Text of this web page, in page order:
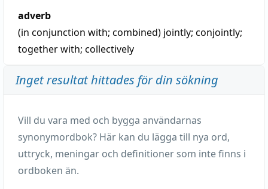
adverb
(in conjunction with; combined) jointly; conjointly;
together with; collectively
Inget resultat hittades för din sökning
Vill du vara med och bygga användarnas
synonymordbok? Här kan du lägga till nya ord,
uttryck, meningar och definitioner som inte finns i
ordboken än.